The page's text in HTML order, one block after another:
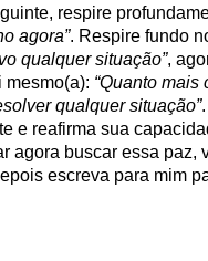
respire
agora”. Respire fundo
qualquer situação”,
mesmo(a): “Quanto mais
qualquer situação”
e reafirma sua
agora buscar essa paz,
escreva para mim